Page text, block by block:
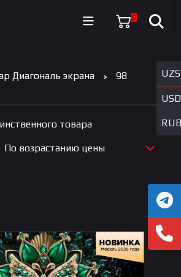
0
UZS
USD
RUB
Диагональ экрана 98
товара
По возрастанию цены